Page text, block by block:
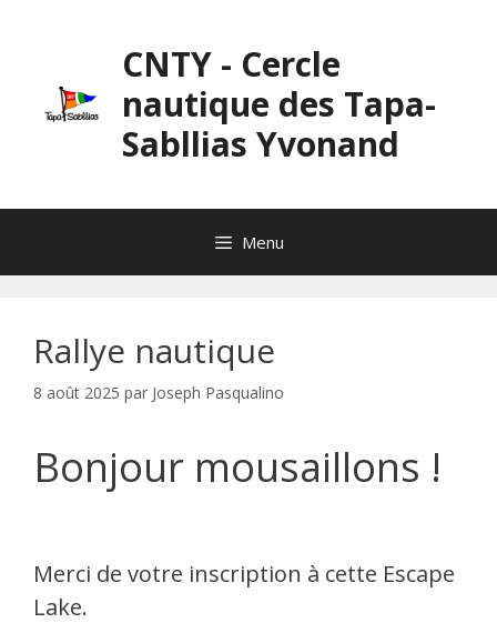
CNTY - Cercle
nautique des Tapa-
Sabllias Yvonand
Menu
Rallye nautique
8 août 2025 par Joseph Pasqualino
Bonjour mousaillons !
Merci de votre inscription à cette Escape
Lake.